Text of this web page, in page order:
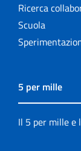
Ricerca
Scuola
5 per mille
Il 5 per mille e